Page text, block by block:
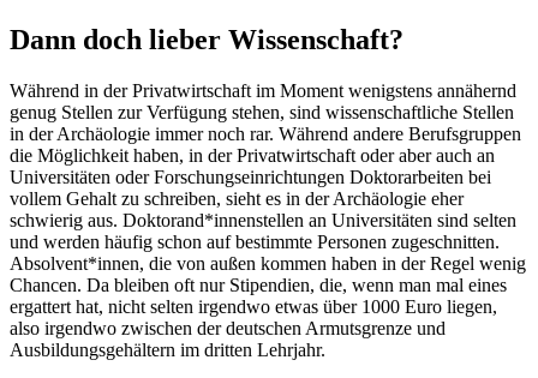
Dann doch lieber Wissenschaft?
Während in der Privatwirtschaft im Moment wenigstens annähernd
genug Stellen zur Verfügung stehen, sind wissenschaftliche Stellen
in der Archäologie immer noch rar. Während andere Berufsgruppen
die Möglichkeit haben, in der Privatwirtschaft oder aber auch an
Universitäten oder Forschungseinrichtungen Doktorarbeiten bei
vollem Gehalt zu schreiben, sieht es in der Archäologie eher
schwierig aus. Doktorand*innenstellen an Universitäten sind selten
und werden häufig schon auf bestimmte Personen zugeschnitten.
Absolvent*innen, die von außen kommen haben in der Regel wenig
Chancen. Da bleiben oft nur Stipendien, die, wenn man mal eines
ergattert hat, nicht selten irgendwo etwas über 1000 Euro liegen,
also irgendwo zwischen der deutschen Armutsgrenze und
Ausbildungsgehältern im dritten Lehrjahr.